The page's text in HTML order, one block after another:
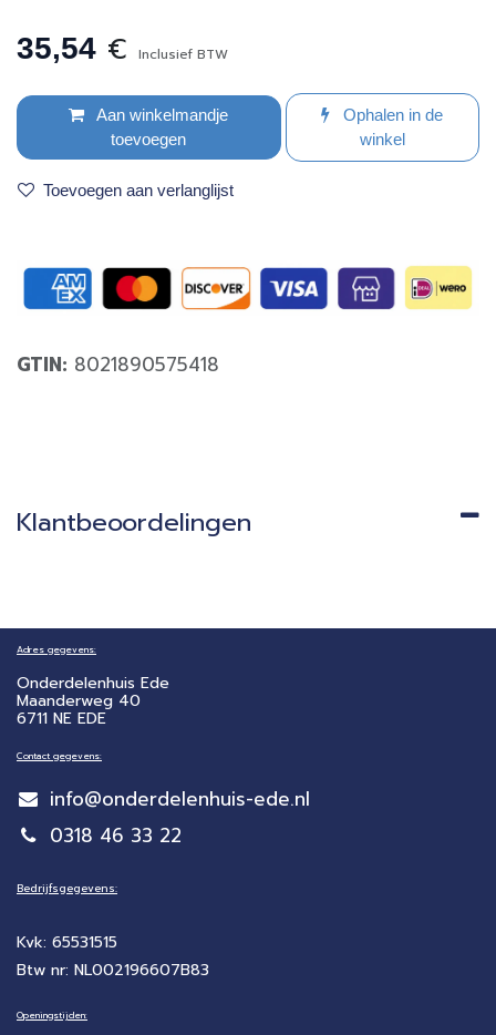
35,54 € Inclusief BTW
Aan winkelmandje
toevoegen
Ophalen in de
winkel
Toevoegen aan verlanglijst
GTIN: 8021890575418
Klantbeoordelingen
Adres gegevens:
Onderdelenhuis Ede
Maanderweg 40
6711 NE EDE
Contact gegevens:
info@onderdelenhuis-ede.nl
0318 46 33 22
Bedrijfsgegevens:
Kvk: 65531515
Btw nr: NL002196607B83
Openingstijden: